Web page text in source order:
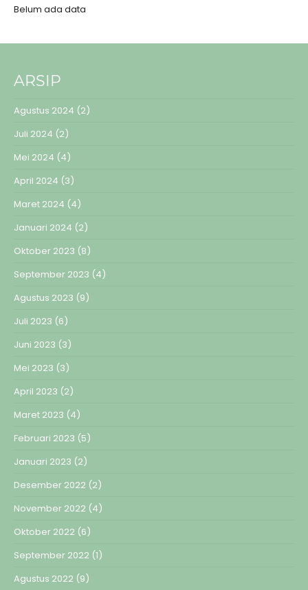
Belum ada data
ARSIP
Agustus 2024 (2)
Juli 2024 (2)
Mei 2024 (4)
April 2024 (3)
Maret 2024 (4)
Januari 2024 (2)
Oktober 2023 (8)
September 2023 (4)
Agustus 2023 (9)
Juli 2023 (6)
Juni 2023 (3)
Mei 2023 (3)
April 2023 (2)
Maret 2023 (4)
Februari 2023 (5)
Januari 2023 (2)
Desember 2022 (2)
November 2022 (4)
Oktober 2022 (6)
September 2022 (1)
Agustus 2022 (9)